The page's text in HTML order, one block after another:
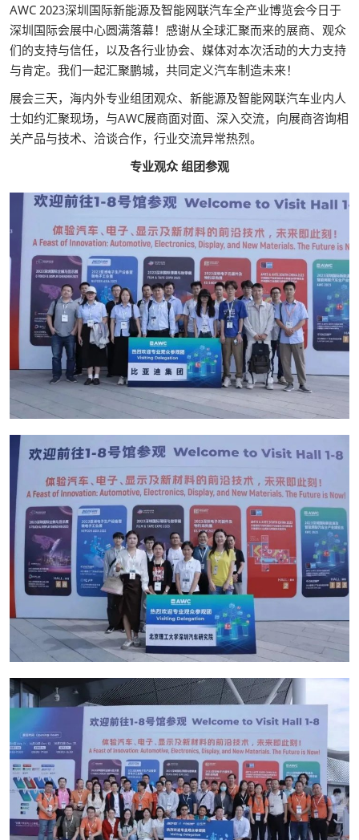
AWC 2023深圳国际新能源及智能网联汽车全产业博览会今日于
深圳国际会展中心圆满落幕！感谢从全球汇聚而来的展商、观众
们的支持与信任，以及各行业协会、媒体对本次活动的大力支持
与肯定。我们一起汇聚鹏城，共同定义汽车制造未来！
展会三天，海内外专业组团观众、新能源及智能网联汽车业内人
士如约汇聚现场，与AWC展商面对面、深入交流，向展商咨询相
关产品与技术、洽谈合作，行业交流异常热烈。
专业观众 组团参观